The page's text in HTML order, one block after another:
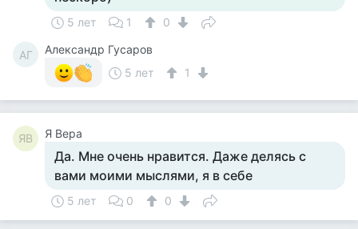
5 лет 1 0
АГ
Александр Гусаров
5 лет
1
ЯВ Я Вера
Да. Мне очень нравится. Даже делясь с
вами моими мыслями, я в себе
5 лет 0 0